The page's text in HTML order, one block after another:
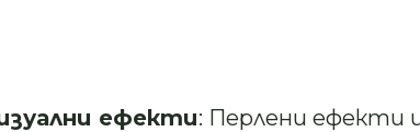
ефекти: Перлени ефекти